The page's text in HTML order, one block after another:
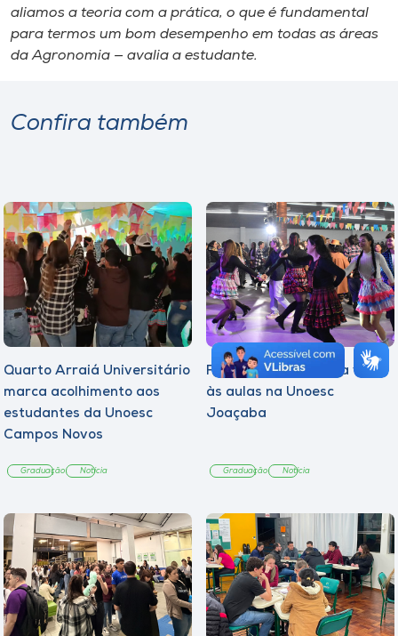
aliamos a teoria com a prática, o que é fundamental
para termos um bom desempenho em todas as áreas
da Agronomia — avalia a estudante.
Confira também
Quarto Arraiá Universitário
marca acolhimento aos
estudantes da Unoesc
Campos Novos
Graduação Notícia
Festa Julina marca a volta
às aulas na Unoesc
Joaçaba
Graduação Notícia